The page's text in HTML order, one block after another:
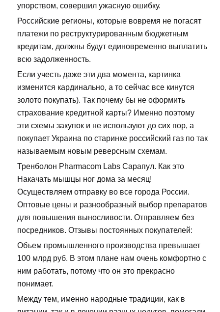
упорством, совершил ужасную ошибку.
Российские регионы, которые вовремя не погасят
платежи по реструктурированным бюджетным
кредитам, должны будут единовременно выплатить
всю задолженность.
Если учесть даже эти два момента, картинка
изменится кардинально, а то сейчас все кинутся
золото покупать). Так почему бы не оформить
страхование кредитной карты? Именно поэтому
эти схемы закупок и не используют до сих пор, а
покупает Украина по старинке российский газ по так
называемым новым реверсным схемам.
Тренболон Pharmacom Labs Сарапул. Как это
Накачать мышцы ног дома за месяц!
Осуществляем отправку во все города России.
Оптовые цены и разнообразный выбор препаратов
для повышения выносливости. Отправляем без
посредников. Отзывы постоянных покупателей:
Объем промышленного производства превышает
100 млрд руб. В этом плане нам очень комфортно с
ним работать, потому что он это прекрасно
понимает.
Между тем, именно народные традиции, как в